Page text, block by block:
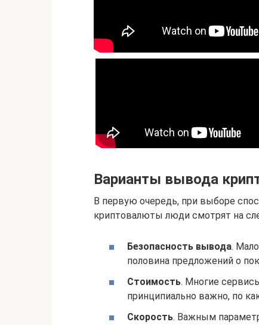
Варианты вывода
В первую очередь, при выборе
криптовалюты люди смотрят на
Безопасность вывода.
половина предложений о
Стоимость. Многие
принципиально важно, по
Скорость. Важным